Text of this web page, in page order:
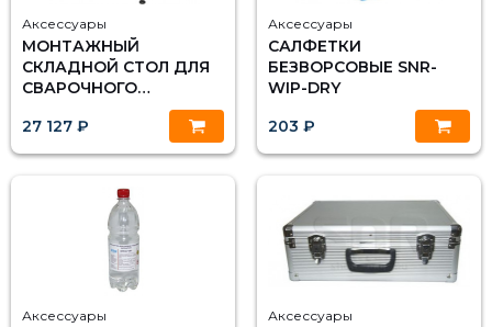
Аксессуары
МОНТАЖНЫЙ
СКЛАДНОЙ СТОЛ ДЛЯ
СВАРОЧНОГО
27 127 ₽
Аксессуары
САЛФЕТКИ
БЕЗВОРСОВЫЕ SNR-
WIP-DRY
203 ₽
Аксессуары Аксессуары